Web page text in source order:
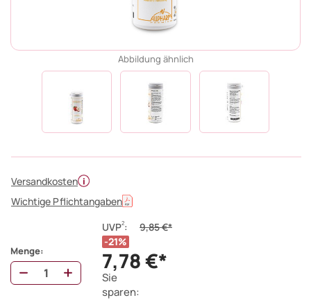
Abbildung ähnlich
Versandkosten
Wichtige Pflichtangaben
Menge:
UVP2: 9,85 €*
7,78 €*
Sie
sparen:
21%